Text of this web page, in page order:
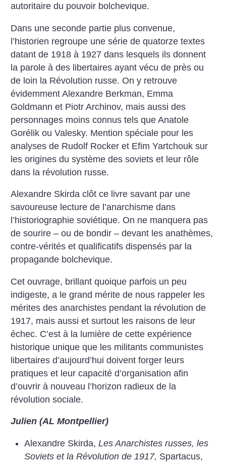
autoritaire du pouvoir bolchevique.
Dans une seconde partie plus convenue,
l’historien regroupe une série de quatorze textes
datant de 1918 à 1927 dans lesquels ils donnent
la parole à des libertaires ayant vécu de près ou
de loin la Révolution russe. On y retrouve
évidemment Alexandre Berkman, Emma
Goldmann et Piotr Archinov, mais aussi des
personnages moins connus tels que Anatole
Gorélik ou Valesky. Mention spéciale pour les
analyses de Rudolf Rocker et Efim Yartchouk sur
les origines du système des soviets et leur rôle
dans la révolution russe.
Alexandre Skirda clôt ce livre savant par une
savoureuse lecture de l’anarchisme dans
l’historiographie soviétique. On ne manquera pas
de sourire – ou de bondir – devant les anathèmes,
contre-vérités et qualificatifs dispensés par la
propagande bolchevique.
Cet ouvrage, brillant quoique parfois un peu
indigeste, a le grand mérite de nous rappeler les
mérites des anarchistes pendant la révolution de
1917, mais aussi et surtout les raisons de leur
échec. C’est à la lumière de cette expérience
historique unique que les militants communistes
libertaires d’aujourd’hui doivent forger leurs
pratiques et leur capacité d’organisation afin
d’ouvrir à nouveau l’horizon radieux de la
révolution sociale.
Julien (AL Montpellier)
Alexandre Skirda, Les Anarchistes russes, les
Soviets et la Révolution de 1917, Spartacus,